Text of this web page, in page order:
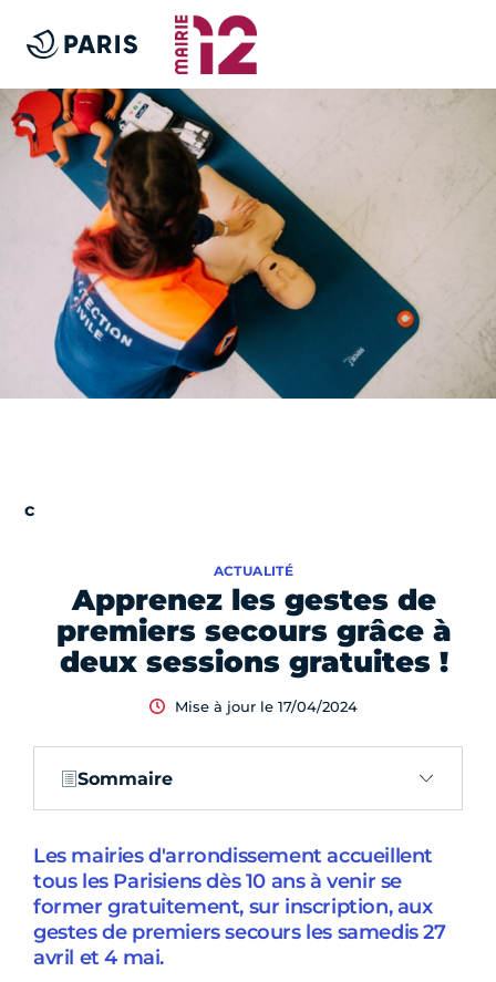
Apprenez les gestes de
premiers secours grâce à
deux sessions gratuites !
ACTUALITÉ
Mise à jour le 17/04/2024
Sommaire
Les mairies d'arrondissement accueillent
tous les Parisiens dès 10 ans à venir se
former gratuitement, sur inscription, aux
gestes de premiers secours les samedis 27
avril et 4 mai.